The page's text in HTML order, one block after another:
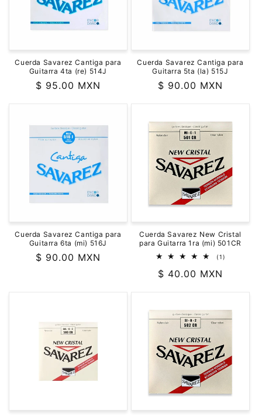
Cuerda Savarez Cantiga para
Guitarra 4ta (re) 514J
Precio
$ 95.00 MXN
Cuerda Savarez Cantiga para
Guitarra 5ta (la) 515J
Precio
$ 90.00 MXN
Cuerda Savarez Cantiga para
Guitarra 6ta (mi) 516J
Precio
$ 90.00 MXN
Cuerda Savarez New Cristal
para Guitarra 1ra (mi) 501CR
(1)
Precio
$ 40.00 MXN